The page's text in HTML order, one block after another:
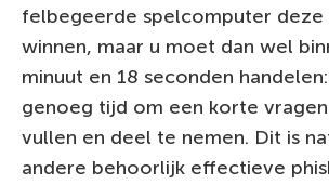
felbegeerde spelcomputer deze
winnen, maar u moet dan wel
minuut en 18 seconden
genoeg tijd om een korte
vullen en deel te nemen. Dit is
andere behoorlijk effectieve